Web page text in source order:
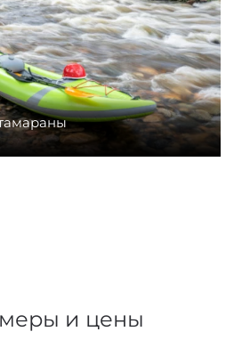
и цены